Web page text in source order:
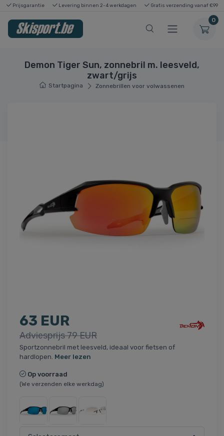
Prijsgarantie Levering binnen 2-4 werkdagen Gratis verzending vanaf €99
0
Demon Tiger Sun, zonnebril m. leesveld,
zwart/grijs
Startpagina Zonnebrillen voor volwassenen
63 EUR
Adviesprijs 79 EUR
Sportzonnebril met leesveld, ideaal voor fietsen of
hardlopen. Meer lezen
Op voorraad
(We verzenden elke werkdag)